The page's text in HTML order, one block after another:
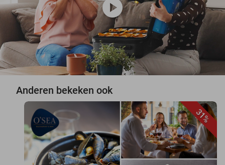
play_circle
Anderen bekeken ook
31%